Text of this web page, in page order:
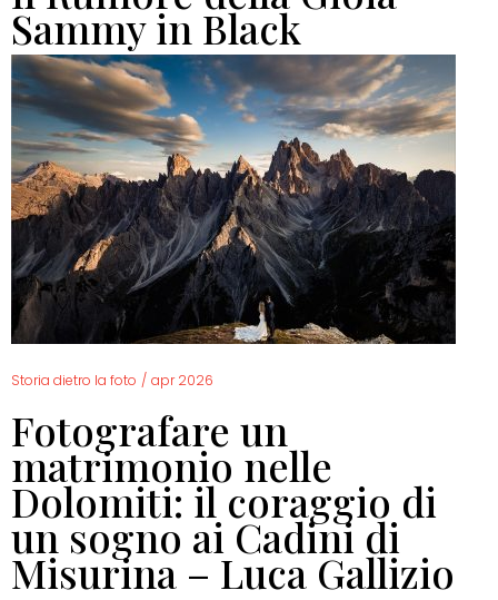
Sammy in Black
Storia dietro la foto / apr 2026
Fotografare un
matrimonio nelle
Dolomiti: il coraggio di
un sogno ai Cadini di
Misurina – Luca Gallizio